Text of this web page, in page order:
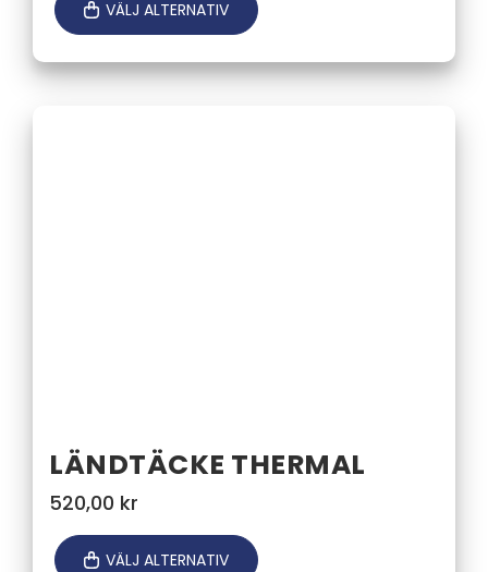
VÄLJ ALTERNATIV
LÄNDTÄCKE THERMAL
520,00 kr
VÄLJ ALTERNATIV